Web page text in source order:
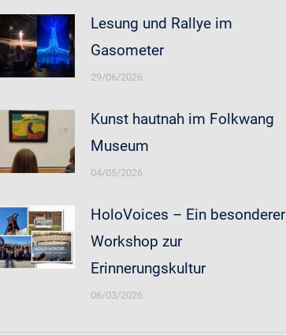
Lesung und Rallye im
Gasometer
29/06/2026
Kunst hautnah im Folkwang
Museum
04/05/2026
HoloVoices – Ein besonderer
Workshop zur
Erinnerungskultur
06/03/2026